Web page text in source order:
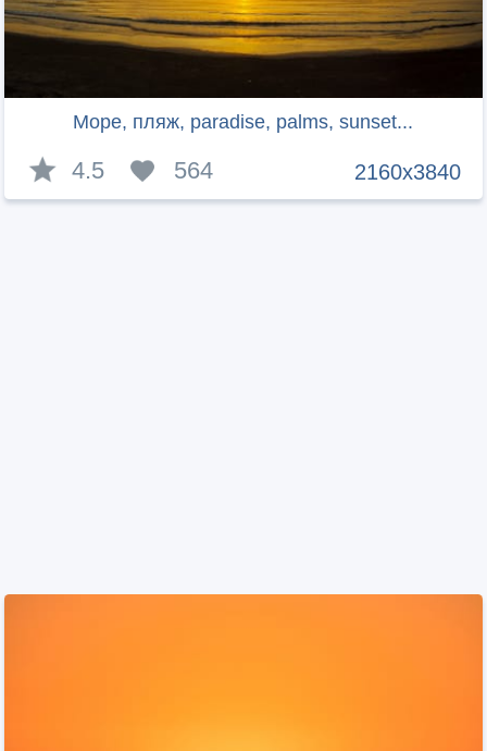
Море, пляж, paradise, palms, sunset...
2160x3840
4.5 564